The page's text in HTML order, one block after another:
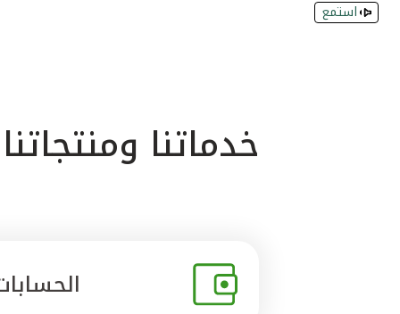
استمع
خدماتنا ومنتجاتنا